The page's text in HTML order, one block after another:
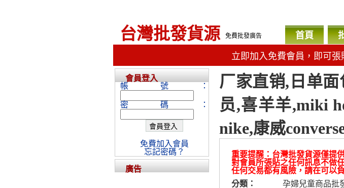
台灣批發貨源 免費批發廣告 首頁
立即加入免費會員，即可張
厂家直销,日单
员,喜羊羊,miki
nike,康威
重要提醒：台灣批發貨源僅提
對會員所張貼之任何訊息不做
任何交易都有風險，請在可以
分類：
孕婦兒童商品批
會員登入
帳號：
密碼：
免費加入會員
忘記密碼？
廣告